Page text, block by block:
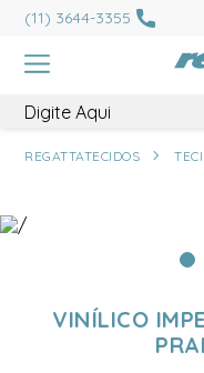
(11) 3644-3355
REGATTATECIDOS
VINÍLICO